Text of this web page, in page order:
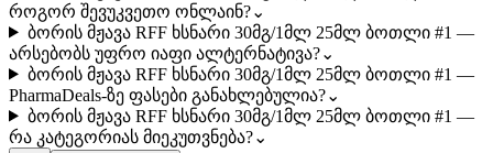
როგორ შევუკვეთო ონლაინ?⌄
ბორის მჟავა RFF ხსნარი 30მგ/1მლ 25მლ ბოთლი #1 —
არსებობს უფრო იაფი ალტერნატივა?⌄
ბორის მჟავა RFF ხსნარი 30მგ/1მლ 25მლ ბოთლი #1 —
PharmaDeals-ზე ფასები განახლებულია?⌄
ბორის მჟავა RFF ხსნარი 30მგ/1მლ 25მლ ბოთლი #1 —
რა კატეგორიას მიეკუთვნება?⌄